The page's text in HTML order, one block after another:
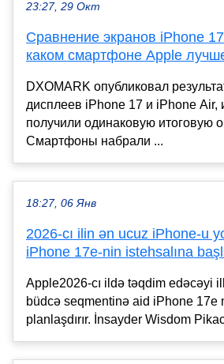
23:27, 29 Окт
Сравнение экранов iPhone
каком смартфоне Apple
DXOMARK опубликовал
дисплеев iPhone 17 и iPhone Air,
получили одинаковую итоговую
Смартфоны набрали ...
18:27, 06 Янв
2026-cı ilin ən ucuz iPhone-u
iPhone 17e-nin istehsalına
Apple2026-cı ildə təqdim edəcəyi
büdcə seqmentinə aid iPhone 17e
planlaşdırır. İnsayder Wisdom